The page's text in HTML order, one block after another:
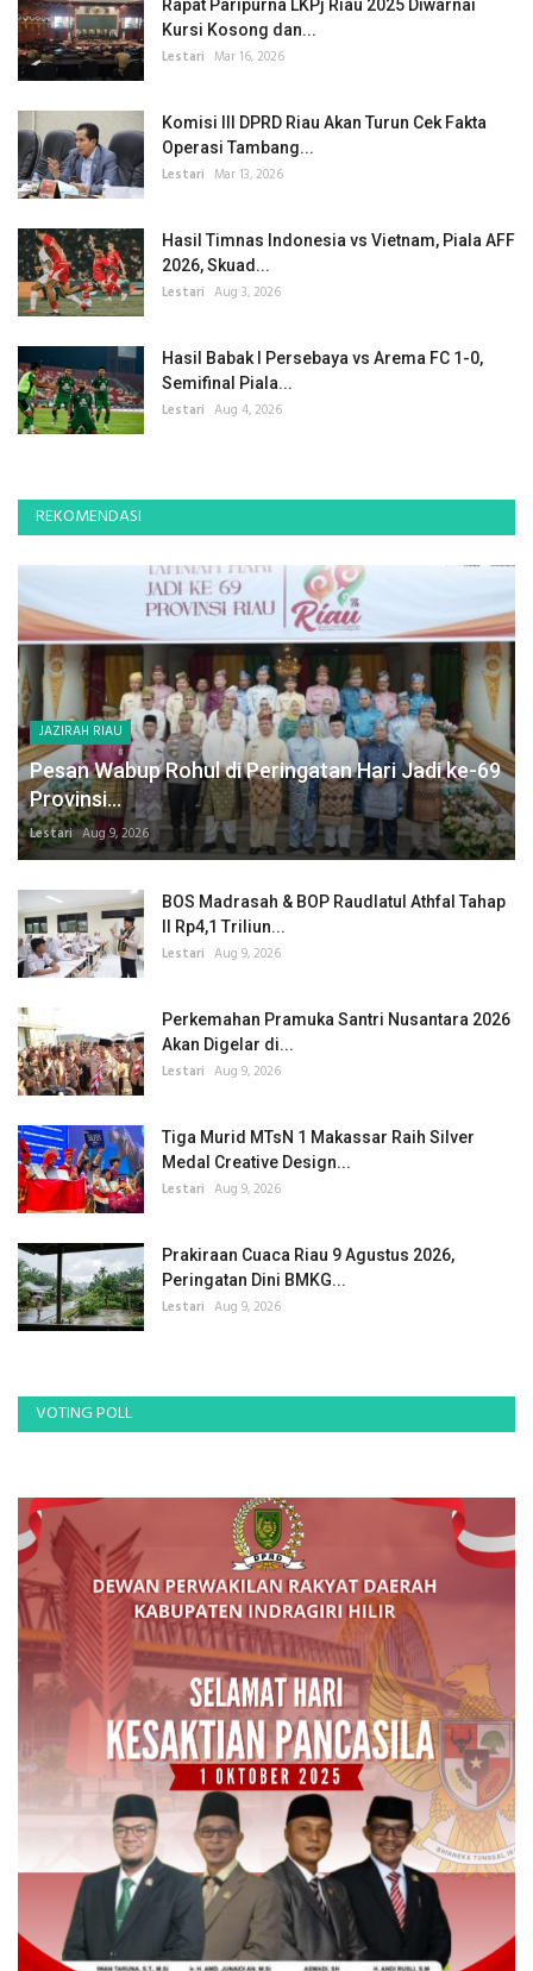
Rapat Paripurna LKPj Riau 2025 Diwarnai
Kursi Kosong dan...
Lestari Mar 16, 2026
Komisi III DPRD Riau Akan Turun Cek Fakta
Operasi Tambang...
Lestari Mar 13, 2026
Hasil Timnas Indonesia vs Vietnam, Piala AFF
2026, Skuad...
Lestari Aug 3, 2026
Hasil Babak I Persebaya vs Arema FC 1-0,
Semifinal Piala...
Lestari Aug 4, 2026
REKOMENDASI
JAZIRAH RIAU
Pesan Wabup Rohul di Peringatan Hari Jadi ke-69
Provinsi...
Lestari Aug 9, 2026
BOS Madrasah & BOP Raudlatul Athfal Tahap
II Rp4,1 Triliun...
Lestari Aug 9, 2026
Perkemahan Pramuka Santri Nusantara 2026
Akan Digelar di...
Lestari Aug 9, 2026
Tiga Murid MTsN 1 Makassar Raih Silver
Medal Creative Design...
Lestari Aug 9, 2026
Prakiraan Cuaca Riau 9 Agustus 2026,
Peringatan Dini BMKG...
Lestari Aug 9, 2026
VOTING POLL